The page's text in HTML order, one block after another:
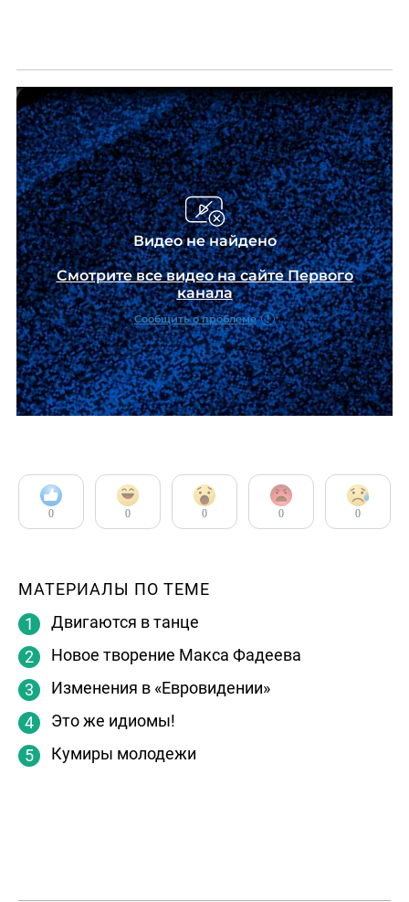
0 0 0 0 0
МАТЕРИАЛЫ ПО ТЕМЕ
Двигаются в танце
Новое творение Макса Фадеева
Изменения в «Евровидении»
Это же идиомы!
Кумиры молодежи